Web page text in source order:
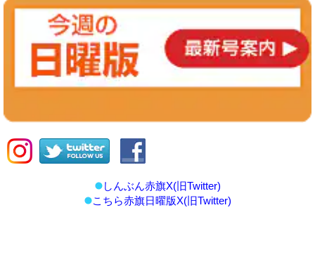
しんぶん赤旗X(旧Twitter)
こちら赤旗日曜版X(旧Twitter)